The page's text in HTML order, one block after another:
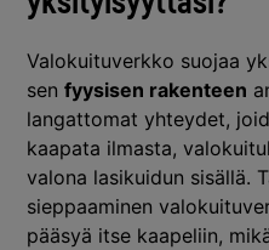
Valokuituverkko suojaa
senfyysisen rakenteen
langattomat yhteydet,
kaapata ilmasta,
valona lasikuidun sisällä.
sieppaaminen
pääsyä itse kaapeliin,